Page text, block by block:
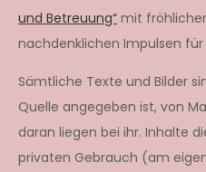
und Betreuung“ mit
nachdenklichen Impulsen
Sämtliche Texte und Bilder
Quelle angegeben ist, von
daran liegen bei ihr. Inhalte
privaten Gebrauch (am